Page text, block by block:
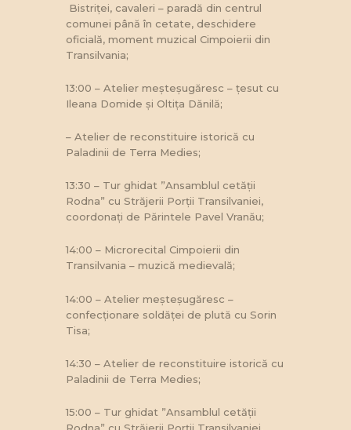
Bistriței, cavaleri – paradă din centrul
comunei până în cetate, deschidere
oficială, moment muzical Cimpoierii din
Transilvania;
13:00 – Atelier meșteșugăresc – țesut cu
Ileana Domide și Oltița Dănilă;
– Atelier de reconstituire istorică cu
Paladinii de Terra Medies;
13:30 – Tur ghidat ”Ansamblul cetății
Rodna” cu Străjerii Porții Transilvaniei,
coordonați de Părintele Pavel Vranău;
14:00 – Microrecital Cimpoierii din
Transilvania – muzică medievală;
14:00 – Atelier meșteșugăresc –
confecționare soldăței de plută cu Sorin
Tisa;
14:30 – Atelier de reconstituire istorică cu
Paladinii de Terra Medies;
15:00 – Tur ghidat ”Ansamblul cetății
Rodna” cu Străjerii Porții Transilvaniei,